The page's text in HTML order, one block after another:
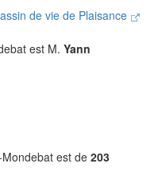
de vie de Plaisance
est M. Yann
est de 203